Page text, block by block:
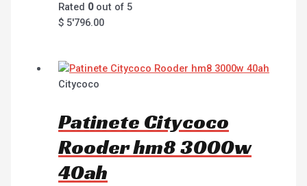
Rated 0out of 5
$ 5'796.00
Citycoco
Patinete Citycoco
Rooder hm8 3000w
40ah